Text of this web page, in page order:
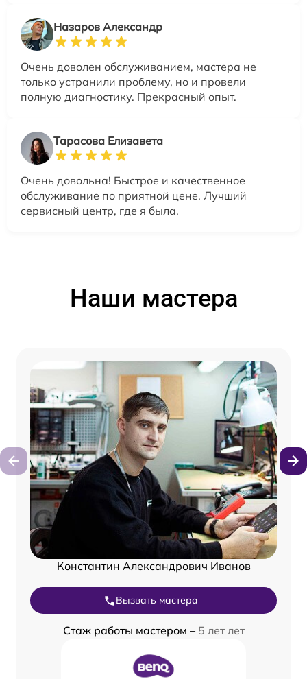
Назаров Александр
Очень доволен обслуживанием, мастера не
только устранили проблему, но и провели
полную диагностику. Прекрасный опыт.
Тарасова Елизавета
Очень довольна! Быстрое и качественное
обслуживание по приятной цене. Лучший
сервисный центр, где я была.
Наши мастера
Константин Александрович Иванов
Вызвать мастера
Стаж работы мастером – 5 лет лет